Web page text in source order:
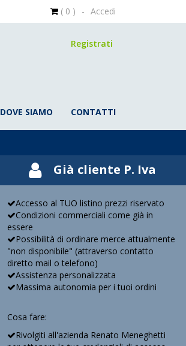
( 0 ) - Accedi
Registrati
DOVE SIAMO CONTATTI
Già cliente P. Iva
Accesso al TUO listino prezzi riservato
Condizioni commerciali come già in
essere
Possibilità di ordinare merce attualmente
"non disponibile" (attraverso contatto
diretto mail o telefono)
Assistenza personalizzata
Massima autonomia per i tuoi ordini
Cosa fare:
Rivolgiti all'azienda Renato Meneghetti